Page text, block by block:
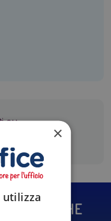
su
ANCHE
×